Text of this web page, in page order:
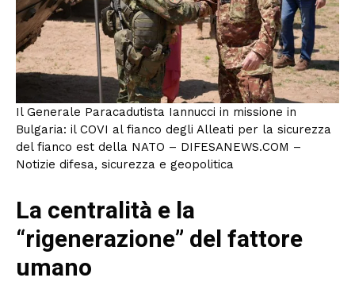
Il Generale Paracadutista Iannucci in missione in
Bulgaria: il COVI al fianco degli Alleati per la sicurezza
del fianco est della NATO – DIFESANEWS.COM –
Notizie difesa, sicurezza e geopolitica
La centralità e la
“rigenerazione” del fattore
umano